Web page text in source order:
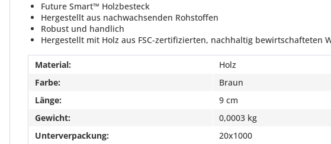
Future Smart™ Holzbesteck
Hergestellt aus nachwachsenden Rohstoffen
Robust und handlich
Hergestellt mit Holz aus FSC-zertifizierten, nachhaltig bewirtschafteten
Material:
Holz
Farbe:
Braun
Länge:
9 cm
Gewicht:
0,0003 kg
Unterverpackung:
20x1000